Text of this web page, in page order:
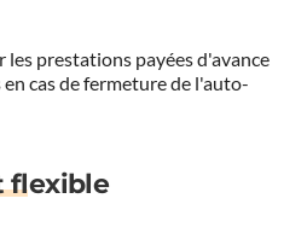
les prestations payées d'avance
cas de fermeture de l'auto-
flexible